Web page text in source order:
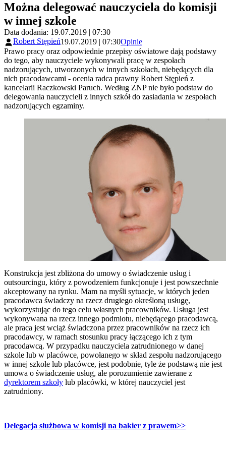
Można delegować nauczyciela do komisji
w innej szkole
Data dodania: 19.07.2019 | 07:30
Robert Stępień19.07.2019 | 07:30Opinie
Prawo pracy oraz odpowiednie przepisy oświatowe dają podstawy
do tego, aby nauczyciele wykonywali pracę w zespołach
nadzorujących, utworzonych w innych szkołach, niebędących dla
nich pracodawcami - ocenia radca prawny Robert Stępień z
kancelarii Raczkowski Paruch. Według ZNP nie było podstaw do
delegowania nauczycieli z innych szkół do zasiadania w zespołach
nadzorujących egzaminy.
Konstrukcja jest zbliżona do umowy o świadczenie usług i
outsourcingu, który z powodzeniem funkcjonuje i jest powszechnie
akceptowany na rynku. Mam na myśli sytuacje, w których jeden
pracodawca świadczy na rzecz drugiego określoną usługę,
wykorzystując do tego celu własnych pracowników. Usługa jest
wykonywana na rzecz innego podmiotu, niebędącego pracodawcą,
ale praca jest wciąż świadczona przez pracowników na rzecz ich
pracodawcy, w ramach stosunku pracy łączącego ich z tym
pracodawcą. W przypadku nauczyciela zatrudnionego w danej
szkole lub w placówce, powołanego w skład zespołu nadzorującego
w innej szkole lub placówce, jest podobnie, tyle że podstawą nie jest
umowa o świadczenie usług, ale porozumienie zawierane z
dyrektorem szkoły lub placówki, w której nauczyciel jest
zatrudniony.
Delegacja służbowa w komisji na bakier z prawem>>